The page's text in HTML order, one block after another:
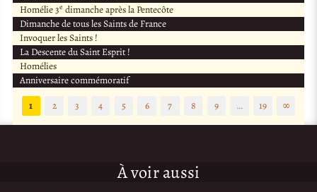
Homélie 3e dimanche après la Pentecôte
Dimanche de tous les Saints de France
Invoquer les Saints !
La Descente du Saint Esprit !
Homélies
Anniversaire commémoratif
1
2 3 4 5 6 7 8 9 … 19 ∞
À voir aussi